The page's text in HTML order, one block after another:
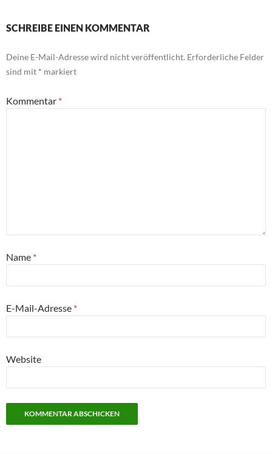
SCHREIBE EINEN KOMMENTAR
Deine E-Mail-Adresse wird nicht veröffentlicht. Erforderliche Felder
sind mit * markiert
Kommentar *
Name *
E-Mail-Adresse *
Website